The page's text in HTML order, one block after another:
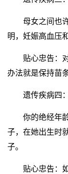
母女之间也许
明，妊娠高血压
贴心忠告：对
办法就是保持苗条
遗传疾病四
你的绝经年龄
子，在她出生时
子。
贴心忠告：如